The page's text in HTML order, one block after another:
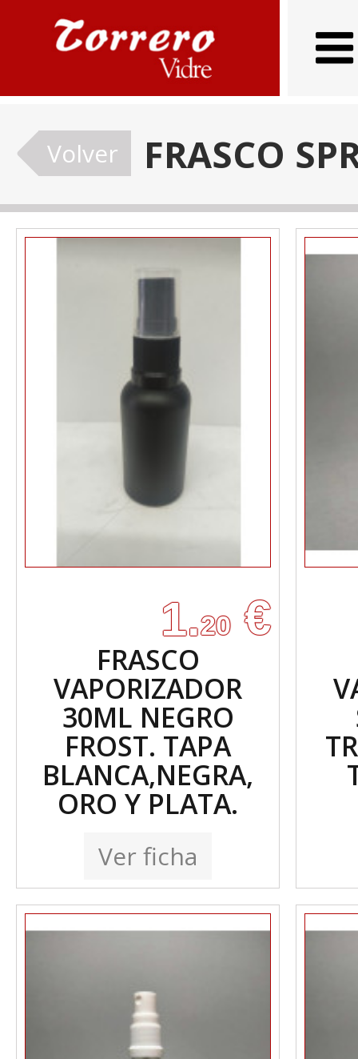
Volver FRASCO
1.20 €
FRASCO
VAPORIZADOR
30ML NEGRO
FROST. TAPA
BLANCA,NEGRA,
ORO Y PLATA.
Ver ficha